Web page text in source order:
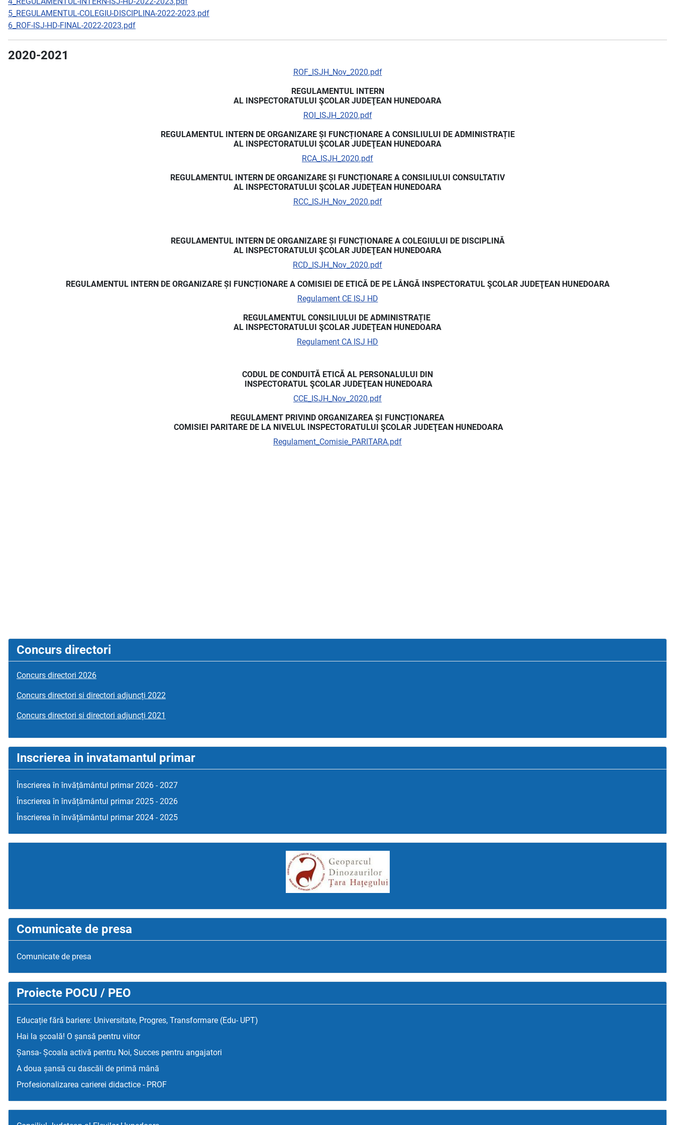
5_REGULAMENTUL-COLEGIU-DISCIPLINA-2022-2023.pdf
6_ROF-ISJ-HD-FINAL-2022-2023.pdf
2020-2021
ROF_ISJH_Nov_2020.pdf
REGULAMENTUL INTERN
AL INSPECTORATULUI ŞCOLAR JUDEŢEAN HUNEDOARA
ROI_ISJH_2020.pdf
REGULAMENTUL INTERN DE ORGANIZARE ȘI FUNCȚIONARE A CONSILIULUI DE ADMINISTRAȚIE
AL INSPECTORATULUI ŞCOLAR JUDEŢEAN HUNEDOARA
RCA_ISJH_2020.pdf
REGULAMENTUL INTERN DE ORGANIZARE ȘI FUNCȚIONARE A CONSILIULUI CONSULTATIV
AL INSPECTORATULUI ŞCOLAR JUDEŢEAN HUNEDOARA
RCC_ISJH_Nov_2020.pdf
REGULAMENTUL INTERN DE ORGANIZARE ȘI FUNCȚIONARE A COLEGIULUI DE DISCIPLINĂ
AL INSPECTORATULUI ŞCOLAR JUDEŢEAN HUNEDOARA
RCD_ISJH_Nov_2020.pdf
REGULAMENTUL INTERN DE ORGANIZARE ȘI FUNCȚIONARE A COMISIEI DE ETICĂ DE PE LÂNGĂ INSPECTORATUL ŞCOLAR JUDEŢEAN HUNEDOARA
Regulament CE ISJ HD
REGULAMENTUL CONSILIULUI DE ADMINISTRAȚIE
AL INSPECTORATULUI ŞCOLAR JUDEŢEAN HUNEDOARA
Regulament CA ISJ HD
CODUL DE CONDUITĂ ETICĂ AL PERSONALULUI DIN
INSPECTORATUL ŞCOLAR JUDEŢEAN HUNEDOARA
CCE_ISJH_Nov_2020.pdf
REGULAMENT PRIVIND ORGANIZAREA ȘI FUNCȚIONAREA
COMISIEI PARITARE DE LA NIVELUL INSPECTORATULUI ŞCOLAR JUDEŢEAN HUNEDOARA
Regulament_Comisie_PARITARA.pdf
Concurs directori
Concurs directori 2026
Concurs directori si directori adjuncți 2022
Concurs directori si directori adjuncți 2021
Inscrierea in invatamantul primar
Înscrierea în învățământul primar 2026 - 2027
Înscrierea în învățământul primar 2025 - 2026
Înscrierea în învățământul primar 2024 - 2025
Comunicate de presa
Comunicate de presa
Proiecte POCU / PEO
Educație fără bariere: Universitate, Progres, Transformare (Edu- UPT)
Hai la școală! O șansă pentru viitor
Șansa- Școala activă pentru Noi, Succes pentru angajatori
A doua șansă cu dascăli de primă mână
Profesionalizarea carierei didactice - PROF